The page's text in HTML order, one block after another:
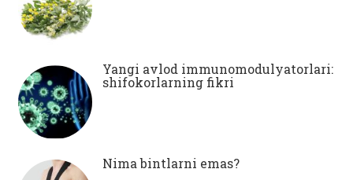
Yangi avlod immunomodulyatorlari:
shifokorlarning fikri
Nima bintlarni emas?